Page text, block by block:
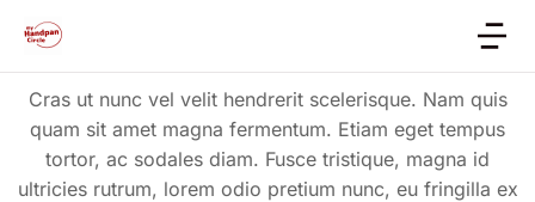
Cras ut nunc vel velit hendrerit scelerisque. Nam quis
quam sit amet magna fermentum. Etiam eget tempus
tortor, ac sodales diam. Fusce tristique, magna id
ultricies rutrum, lorem odio pretium nunc, eu fringilla ex